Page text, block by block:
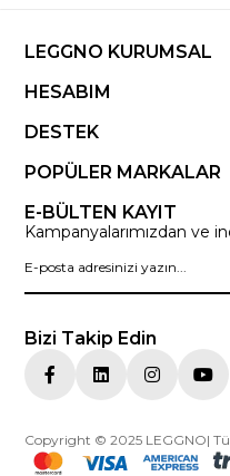
LEGGNO KURUMSAL
HESABIM
DESTEK
POPÜLER MARKALAR
E-BÜLTEN KAYIT
Kampanyalarımızdan ve
Bizi Takip Edin
Copyright © 2025 LEGGNO|